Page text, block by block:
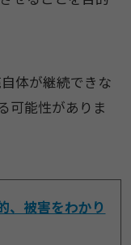
体が継続できな
可能性がありま
、被害をわかり